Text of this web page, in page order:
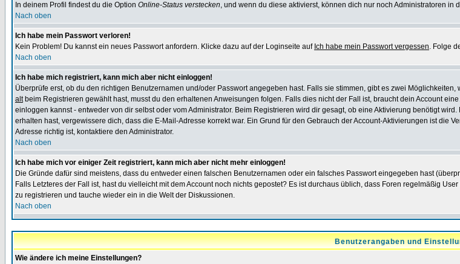
In deinem Profil findest du die Option Online-Status verstecken, und wenn du diese aktivierst, können dich nur noch Administratoren in
Nach oben
Ich habe mein Passwort verloren!
Kein Problem! Du kannst ein neues Passwort anfordern. Klicke dazu auf der Loginseite auf Ich habe mein Passwort vergessen. Folge
Nach oben
Ich habe mich registriert, kann mich aber nicht einloggen!
Überprüfe erst, ob du den richtigen Benutzernamen und/oder Passwort angegeben hast. Falls sie stimmen, gibt es zwei
altbeim Registrieren gewählt hast, musst du den erhaltenen Anweisungen folgen. Falls dies nicht der Fall ist, braucht dein Account
einloggen kannst - entweder von dir selbst oder vom Administrator. Beim Registrieren wird dir gesagt, ob eine Aktivierung benötigt
erhalten hast, vergewissere dich, dass die E-Mail-Adresse korrekt war. Ein Grund für den Gebrauch der Account-Aktivierungen ist die
Adresse richtig ist, kontaktiere den Administrator.
Nach oben
Ich habe mich vor einiger Zeit registriert, kann mich aber nicht mehr einloggen!
Die Gründe dafür sind meistens, dass du entweder einen falschen Benutzernamen oder ein falsches Passwort eingegeben hast
Falls Letzteres der Fall ist, hast du vielleicht mit dem Account noch nichts gepostet? Es ist durchaus üblich, dass Foren regelmäßig
zu registrieren und tauche wieder ein in die Welt der Diskussionen.
Nach oben
Benutzerangaben und
Wie ändere ich meine Einstellungen?